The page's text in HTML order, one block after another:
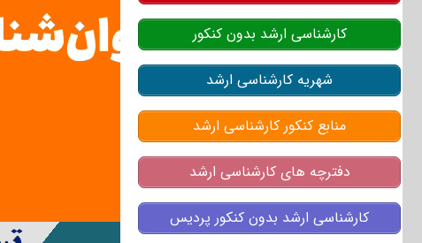
کارشناسی ارشد بدون کنکور
شهریه کارشناسی ارشد
منابع کنکور کارشناسی ارشد
دفترچه های کارشناسی ارشد
کارشناسی ارشد بدون کنکور پردیس